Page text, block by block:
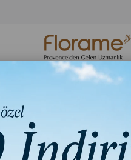
Organik Hijyen
Ürünleri
Florame Organik Kas ve